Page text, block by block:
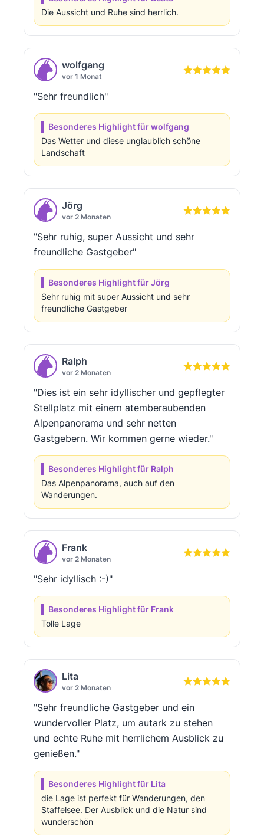
Die Aussicht und Ruhe sind herrlich.
wolfgang
vor 1 Monat
"Sehr freundlich"
Besonderes Highlight für wolfgang
Das Wetter und diese unglaublich schöne
Landschaft
Jörg
vor 2 Monaten
"Sehr ruhig, super Aussicht und sehr
freundliche Gastgeber"
Besonderes Highlight für Jörg
Sehr ruhig mit super Aussicht und sehr
freundliche Gastgeber
Ralph
vor 2 Monaten
"Dies ist ein sehr idyllischer und gepflegter
Stellplatz mit einem atemberaubenden
Alpenpanorama und sehr netten
Gastgebern. Wir kommen gerne wieder."
Besonderes Highlight für Ralph
Das Alpenpanorama, auch auf den
Wanderungen.
Frank
vor 2 Monaten
"Sehr idyllisch :-)"
Besonderes Highlight für Frank
Tolle Lage
Lita
vor 2 Monaten
"Sehr freundliche Gastgeber und ein
wundervoller Platz, um autark zu stehen
und echte Ruhe mit herrlichem Ausblick zu
genießen."
Besonderes Highlight für Lita
die Lage ist perfekt für Wanderungen, den
Staffelsee. Der Ausblick und die Natur sind
wunderschön